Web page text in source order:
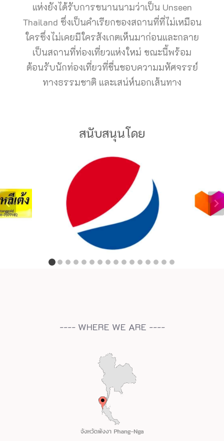
แห่งยังได้รับการขนานนามว่าเป็น Unseen
Thailand ซึ่งเป็นคำเรียกของสถานที่ที่ไม่เหมือน
ใครซึ่งไม่เคยมีใครสังเกตเห็นมาก่อนและกลาย
เป็นสถานที่ท่องเที่ยวแห่งใหม่ ขณะนี้พร้อม
ต้อนรับนักท่องเที่ยวที่ชื่นชอบความมหัศจรรย์
ทางธรรมชาติ และเสน่ห์นอกเส้นทาง
สนับสนุนโดย
---- WHERE WE ARE ----